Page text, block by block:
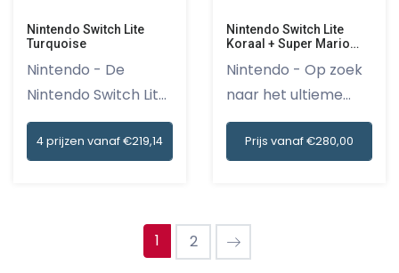
Nintendo Switch Lite
Turquoise
Nintendo - De
Nintendo Switch Lite
Turquois...
4 prijzen vanaf €219,14
Nintendo Switch Lite
Koraal + Super Mario
Beschermhoes
Nintendo - Op zoek
naar het ultieme
gameple...
Prijs vanaf €280,00
1 2